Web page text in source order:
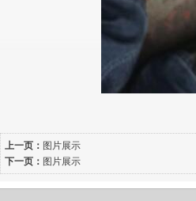
上一页： 图片展示
下一页： 图片展示